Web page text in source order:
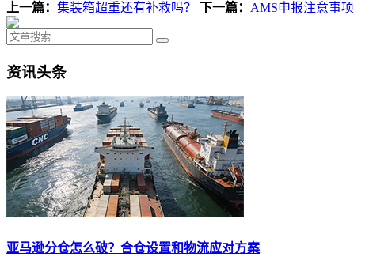
上一篇： 集装箱超重还有补救吗？ 下一篇： AMS申报注意事项
资讯头条
亚马逊分仓怎么破？合仓设置和物流应对方案